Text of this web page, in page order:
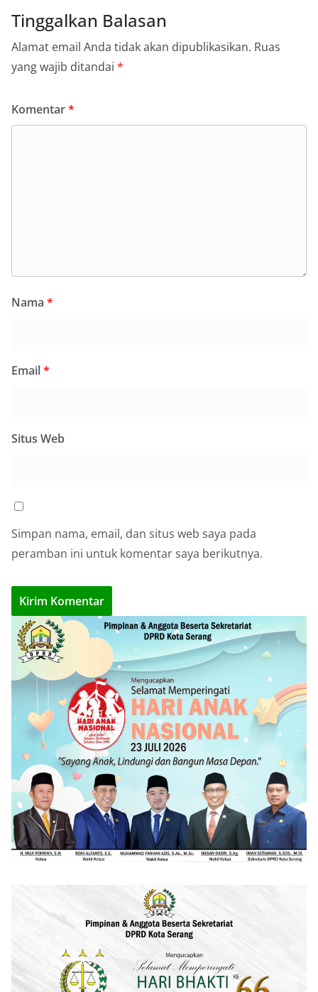
Tinggalkan Balasan
Alamat email Anda tidak akan dipublikasikan. Ruas
yang wajib ditandai *
Komentar*
Nama *
Email*
Situs Web
Simpan nama, email, dan situs web saya pada
peramban ini untuk komentar saya berikutnya.